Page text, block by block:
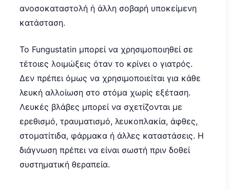
ανοσοκαταστολή ή άλλη σοβαρή υποκείμενη
κατάσταση.
Το Fungustatin μπορεί να χρησιμοποιηθεί σε
τέτοιες λοιμώξεις όταν το κρίνει ο γιατρός.
Δεν πρέπει όμως να χρησιμοποιείται για κάθε
λευκή αλλοίωση στο στόμα χωρίς εξέταση.
Λευκές βλάβες μπορεί να σχετίζονται με
ερεθισμό, τραυματισμό, λευκοπλακία, άφθες,
στοματίτιδα, φάρμακα ή άλλες καταστάσεις. Η
διάγνωση πρέπει να είναι σωστή πριν δοθεί
συστηματική θεραπεία.